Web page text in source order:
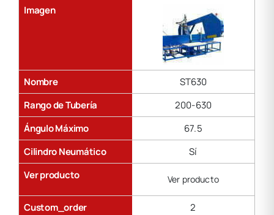
Imagen
Nombre
ST630
Rango de Tubería
200-630
Ángulo Máximo
67.5
Cilindro Neumático
Sí
Ver producto
Ver producto
Custom_order 2